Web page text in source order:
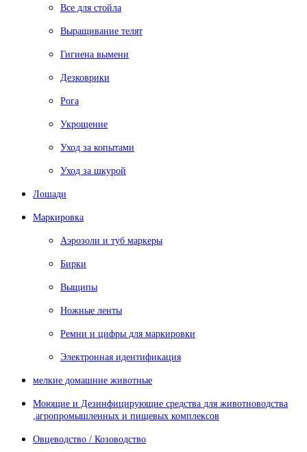
Все для стойла
Выращивание телят
Гигиена вымени
Дезковрики
Рога
Укрощение
Уход за копытами
Уход за шкурой
Лошади
Маркировка
Аэрозоли и туб маркеры
Бирки
Выщипы
Ножные ленты
Ремни и цифры для маркировки
Электронная идентификация
мелкие домашние животные
Моющие и Дезинфицирующие средства для животноводства
,агропромышленных и пищевых комплексов
Овцеводство / Козоводство